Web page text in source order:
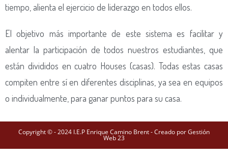
tiempo, alienta el ejercicio de liderazgo en todos ellos.
El objetivo más importante de este sistema es facilitar y
alentar la participación de todos nuestros estudiantes, que
están divididos en cuatro Houses (casas). Todas estas casas
compiten entre sí en diferentes disciplinas, ya sea en equipos
o individualmente, para ganar puntos para su casa.
Copyright © - 2024 I.E.P Enrique Camino Brent - Creado por Gestión
Web 23